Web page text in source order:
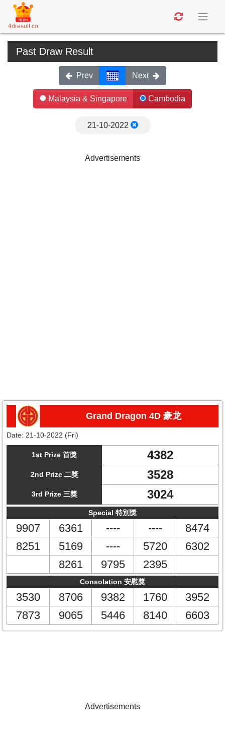
4dresult.co
Past Draw Result
Prev Next
Malaysia & Singapore Cambodia
21-10-2022
Advertisements
Grand Dragon 4D 豪龙
Date: 21-10-2022 (Fri)
1st Prize 首獎 4382
2nd Prize 二獎 3528
3rd Prize 三獎 3024
Special 特別獎
9907 6361 ---- ----
8474
8251
5169 ---- 5720
6302
8261
9795 2395
Consolation 安慰獎
3530 8706 9382 1760
3952
7873
9065 5446 8140 6603
Advertisements